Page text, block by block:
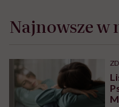
Najnowsze w